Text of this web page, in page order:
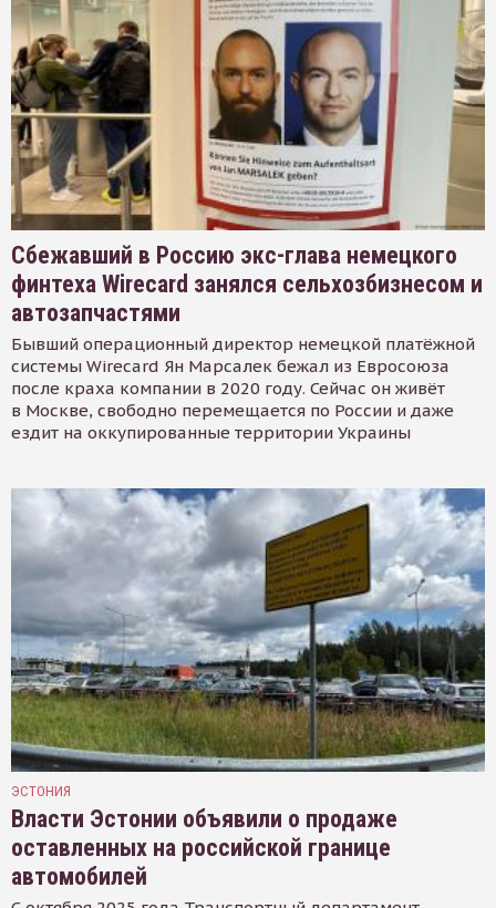
Сбежавший в Россию экс-глава немецкого
финтеха Wirecard занялся сельхозбизнесом и
автозапчастями
Бывший операционный директор немецкой платёжной
системы Wirecard Ян Марсалек бежал из Евросоюза
после краха компании в 2020 году. Сейчас он живёт
в Москве, свободно перемещается по России и даже
ездит на оккупированные территории Украины
ЭСТОНИЯ
Власти Эстонии объявили о продаже
оставленных на российской границе
автомобилей